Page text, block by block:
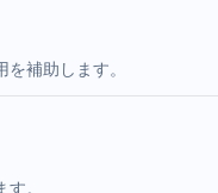
補助します。
。